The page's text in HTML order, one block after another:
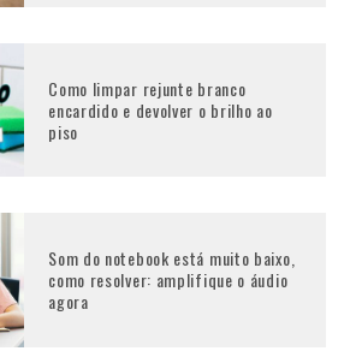
Como limpar rejunte branco
encardido e devolver o brilho ao
piso
Som do notebook está muito baixo,
como resolver: amplifique o áudio
agora